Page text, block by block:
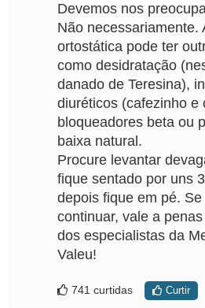
Devemos nos
Não necessariamente.
ortostática pode ter
como desidratação
danado de Teresina),
diuréticos (cafezinho e
bloqueadores beta ou
baixa natural.
Procure levantar
fique sentado por uns
depois fique em pé. Se
continuar, vale a
dos especialistas da
Valeu!
741 curtidas Curtir